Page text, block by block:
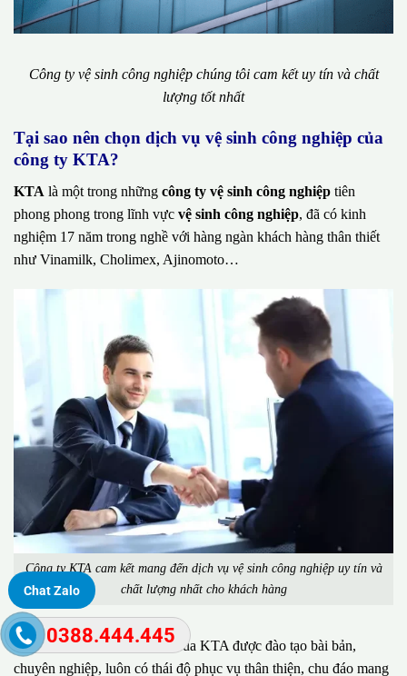
Công ty vệ sinh công nghiệp chúng tôi cam kết uy tín và chất
lượng tốt nhất
Tại sao nên chọn dịch vụ vệ sinh công nghiệp của
công ty KTA?
KTA là một trong những công ty vệ sinh công nghiệp tiên
phong phong trong lĩnh vực vệ sinh công nghiệp, đã có kinh
nghiệm 17 năm trong nghề với hàng ngàn khách hàng thân thiết
như Vinamilk, Cholimex, Ajinomoto…
Công ty KTA cam kết mang đến dịch vụ vệ sinh công nghiệp uy tín và
chất lượng nhất cho khách hàng
Đặc biệt, đội ngũ nhân viên của KTA được đào tạo bài bản,
chuyên nghiệp, luôn có thái độ phục vụ thân thiện, chu đáo mang
Chat Zalo
0388.444.445